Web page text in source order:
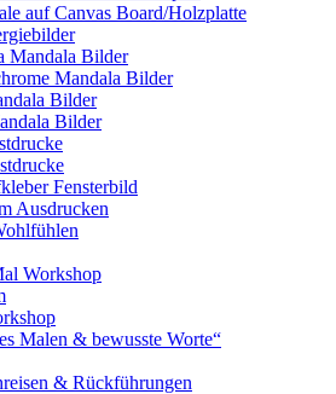
auf Canvas Board/Holzplatte
Mandala Bilder
Mandala Bilder
Bilder
Bilder
Fensterbild
Ausdrucken
Workshop
Malen & bewusste Worte“
& Rückführungen